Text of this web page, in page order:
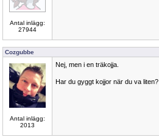
Antal inlägg:
27944
Cozgubbe
Antal inlägg:
2013
Nej, men i en träkojja.
Har du gyggt kojjor när du va liten?